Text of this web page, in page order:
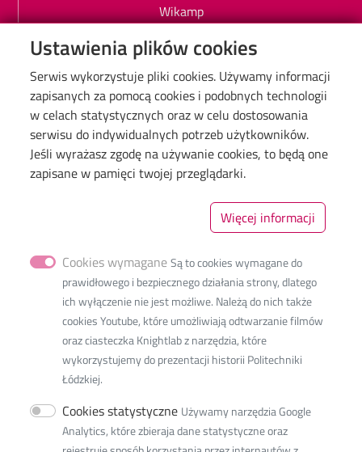
Ustawienia plików cookies
Serwis wykorzystuje pliki cookies. Używamy informacji
zapisanych za pomocą cookies i podobnych technologii
w celach statystycznych oraz w celu dostosowania
serwisu do indywidualnych potrzeb użytkowników.
Jeśli wyrażasz zgodę na używanie cookies, to będą one
zapisane w pamięci twojej przeglądarki.
Więcej informacji
Cookies wymagane Są to cookies wymagane do
prawidłowego i bezpiecznego działania strony, dlatego
ich wyłączenie nie jest możliwe. Należą do nich także
cookies Youtube, które umożliwiają odtwarzanie filmów
oraz ciasteczka Knightlab z narzędzia, które
wykorzystujemy do prezentacji historii Politechniki
Łódzkiej.
Cookies statystyczne Używamy narzędzia Google
Analytics, które zbieraja dane statystyczne oraz
ul. Żeromskiego 116
90-543 Łódź
e-mail:Naciśnij aby wyświetlić adres email
Wikamp
Poczta elektroniczna PŁ
Biblioteka PŁ
Mapa Kampusu
Dyscypliny naukowe w PŁ
Inicjatywa Doskonałości Uczelnia Badawcza
BIP
Deklaracja dostępności cyfrowej
Polityka prywatności